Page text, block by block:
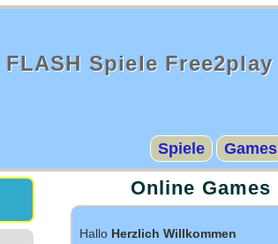
Spiele Free2play
Games
Spiele
Online Games
Hallo Herzlich Willkommen